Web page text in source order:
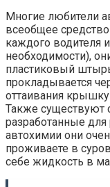
Многие любители
всеобщее
каждого водителя
необходимости),
пластиковый
прокладывается
оттаивания
Также существуют
разработанные
автохимии они
проживаете в
себе жидкость в